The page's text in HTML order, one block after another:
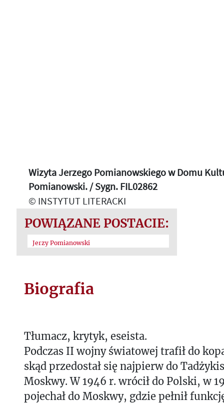
Wizyta Jerzego Pomianowskiego w Domu
Pomianowski. / Sygn. FIL02862
© INSTYTUT LITERACKI
POWIĄZANE POSTACIE:
Jerzy Pomianowski
Biografia
Tłumacz, krytyk, eseista.
Podczas II wojny światowej trafił do
skąd przedostał się najpierw do
Moskwy. W 1946 r. wrócił do Polski, w
pojechał do Moskwy, gdzie pełnił